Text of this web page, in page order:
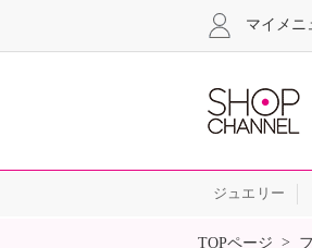
マイメニ
ジュエリー
SALE
TOPページ >